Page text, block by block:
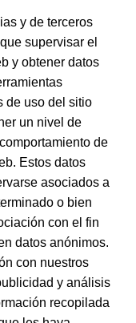
– Tamaño 11,5 x 17
14
(Madrid)
y de terceros
supervisar el
y obtener datos
de uso del sitio
un nivel de
de
Estos datos
asociados a
o bien
con el fin
datos anónimos.
con nuestros
y análisis
recopilada